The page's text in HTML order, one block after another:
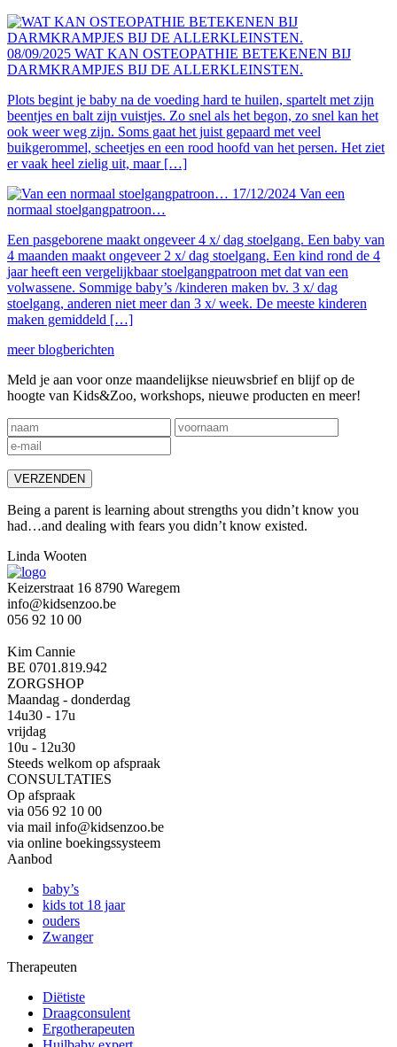
08/09/2025 WAT KAN OSTEOPATHIE BETEKENEN BIJ
DARMKRAMPJES BIJ DE ALLERKLEINSTEN.
Plots begint je baby na de voeding hard te huilen, spartelt met zijn
beentjes en balt zijn vuistjes. Zo snel als het begon, zo snel kan het
ook weer weg zijn. Soms gaat het juist gepaard met veel
buikgerommel, scheetjes en een rood hoofd van het persen. Het ziet
er vaak heel zielig uit, maar […]
17/12/2024 Van een
normaal stoelgangpatroon…
Een pasgeborene maakt ongeveer 4 x/ dag stoelgang. Een baby van
4 maanden maakt ongeveer 2 x/ dag stoelgang. Een kind rond de 4
jaar heeft een vergelijkbaar stoelgangpatroon met dat van een
volwassene. Sommige baby’s /kinderen maken bv. 3 x/ dag
stoelgang, anderen niet meer dan 3 x/ week. De meeste kinderen
maken gemiddeld […]
meer blogberichten
Meld je aan voor onze maandelijkse nieuwsbrief en blijf op de
hoogte van Kids&Zoo, workshops, nieuwe producten en meer!
Being a parent is learning about strengths you didn’t know you
had…and dealing with fears you didn’t know existed.
Linda Wooten
Keizerstraat 16 8790 Waregem
info@kidsenzoo.be
056 92 10 00
Kim Cannie
BE 0701.819.942
ZORGSHOP
Maandag - donderdag
14u30 - 17u
vrijdag
10u - 12u30
Steeds welkom op afspraak
CONSULTATIES
Op afspraak
via 056 92 10 00
via mail info@kidsenzoo.be
via online boekingssysteem
Aanbod
baby’s
kids tot 18 jaar
ouders
Zwanger
Therapeuten
Diëtiste
Draagconsulent
Ergotherapeuten